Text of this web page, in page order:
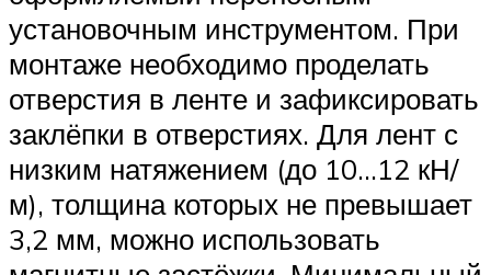
установочным инструментом. При
монтаже необходимо проделать
отверстия в ленте и зафиксировать
заклёпки в отверстиях. Для лент с
низким натяжением (до 10…12 кН/
м), толщина которых не превышает
3,2 мм, можно использовать